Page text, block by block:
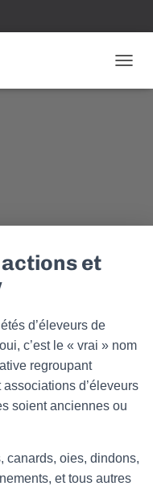
et
d’éleveurs de
c’est le « vrai » nom
regroupant
associations d’éleveurs
soient anciennes ou
canards, oies, dindons,
et tous autres